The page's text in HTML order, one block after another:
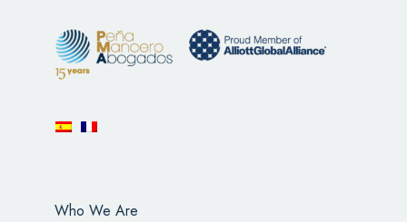
Who We Are